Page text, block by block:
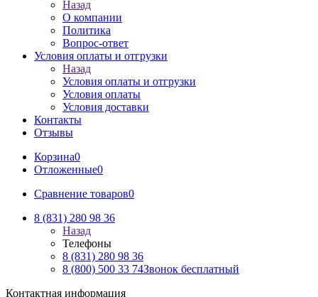
Назад
О компании
Политика
Вопрос-ответ
Условия оплаты и отгрузки
Назад
Условия оплаты и отгрузки
Условия оплаты
Условия доставки
Контакты
Отзывы
Корзина0
Отложенные0
Сравнение товаров0
8 (831) 280 98 36
Назад
Телефоны
8 (831) 280 98 36
8 (800) 500 33 74Звонок бесплатный
Контактная информация